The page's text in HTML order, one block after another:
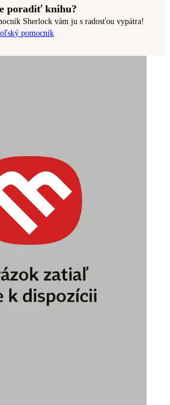
poradiť knihu?
Sherlock vám ju s radosťou vypátra!
pomocník